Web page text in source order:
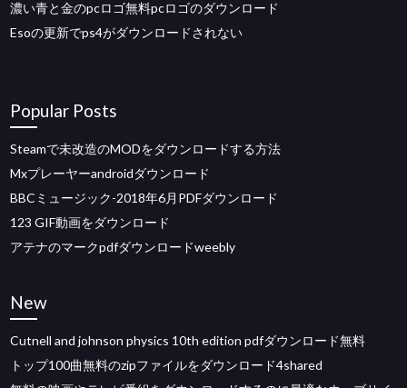
濃い青と金のpcロゴ無料pcロゴのダウンロード
Esoの更新でps4がダウンロードされない
Popular Posts
Steamで未改造のMODをダウンロードする方法
Mxプレーヤーandroidダウンロード
BBCミュージック-2018年6月PDFダウンロード
123 GIF動画をダウンロード
アテナのマークpdfダウンロードweebly
New
Cutnell and johnson physics 10th edition pdfダウンロード無料
トップ100曲無料のzipファイルをダウンロード4shared